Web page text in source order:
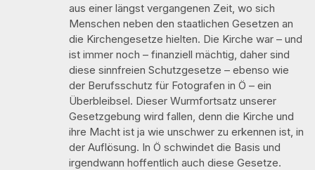
aus einer längst vergangenen Zeit, wo sich
Menschen neben den staatlichen Gesetzen an
die Kirchengesetze hielten. Die Kirche war – und
ist immer noch – finanziell mächtig, daher sind
diese sinnfreien Schutzgesetze – ebenso wie
der Berufsschutz für Fotografen in Ö – ein
Überbleibsel. Dieser Wurmfortsatz unserer
Gesetzgebung wird fallen, denn die Kirche und
ihre Macht ist ja wie unschwer zu erkennen ist, in
der Auflösung. In Ö schwindet die Basis und
irgendwann hoffentlich auch diese Gesetze.